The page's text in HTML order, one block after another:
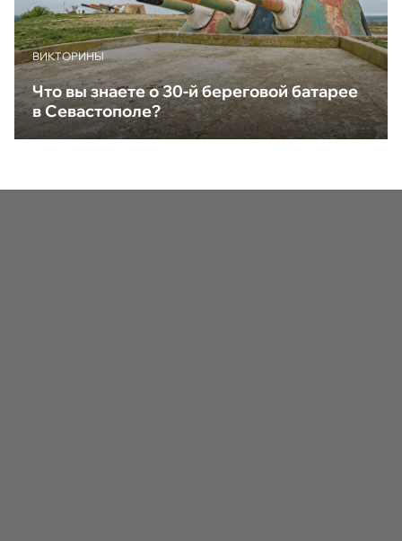
ВИКТОРИНЫ
Что вы знаете о 30-й береговой батарее
в Севастополе?